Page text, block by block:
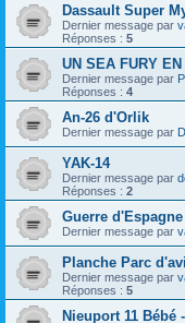
Dassault Super
Dernier message par
Réponses : 5
UN SEA FURY
Dernier message par
Réponses : 4
An-26 d'Orlik
Dernier message par
YAK-14
Dernier message par
Réponses : 2
Guerre
Dernier message par
Planche Parc
Dernier message par
Réponses : 5
Nieuport 11 Bébé